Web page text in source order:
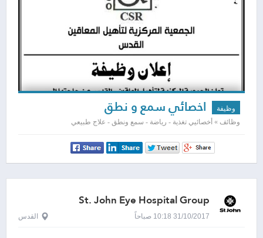
وظيفة اخصائي سمع و نطق
وظائف » أخصائيي تغذية - رياضة - سمع ونطق - علاج طبيعي
St. John Eye Hospital Group
31/10/2017 10:18 صباحاً القدس